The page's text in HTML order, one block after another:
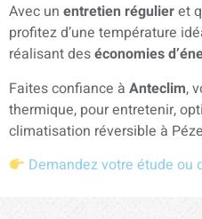
Avec un entretien régulieret
profitez d’une température
réalisant deséconomies
Faites confiance à Anteclim,
thermique, pour entretenir,
climatisation réversible à
Demandez votre étude